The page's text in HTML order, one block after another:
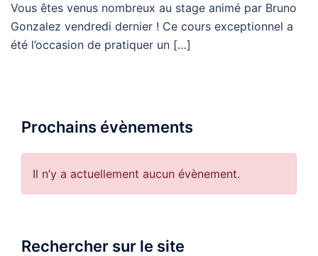
Vous êtes venus nombreux au stage animé par Bruno
Gonzalez vendredi dernier ! Ce cours exceptionnel a
été l’occasion de pratiquer un […]
Prochains évènements
Il n’y a actuellement aucun évènement.
Rechercher sur le site